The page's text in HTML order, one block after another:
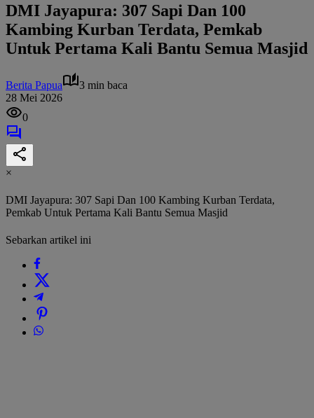
DMI Jayapura: 307 Sapi Dan 100
Kambing Kurban Terdata, Pemkab
Untuk Pertama Kali Bantu Semua Masjid
Berita Papua
3 min baca
28 Mei 2026
0
×
DMI Jayapura: 307 Sapi Dan 100 Kambing Kurban Terdata,
Pemkab Untuk Pertama Kali Bantu Semua Masjid
Sebarkan artikel ini